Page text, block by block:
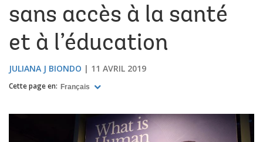
sans accès à la santé
et à l’éducation
JULIANA J BIONDO 11 AVRIL 2019
Cette page en: Français